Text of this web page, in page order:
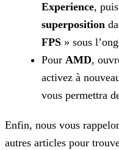
Experience,
superposition
FPS » sous
Pour AMD,
activez à
vous permettra
Enfin, nous vous
autres articles pour